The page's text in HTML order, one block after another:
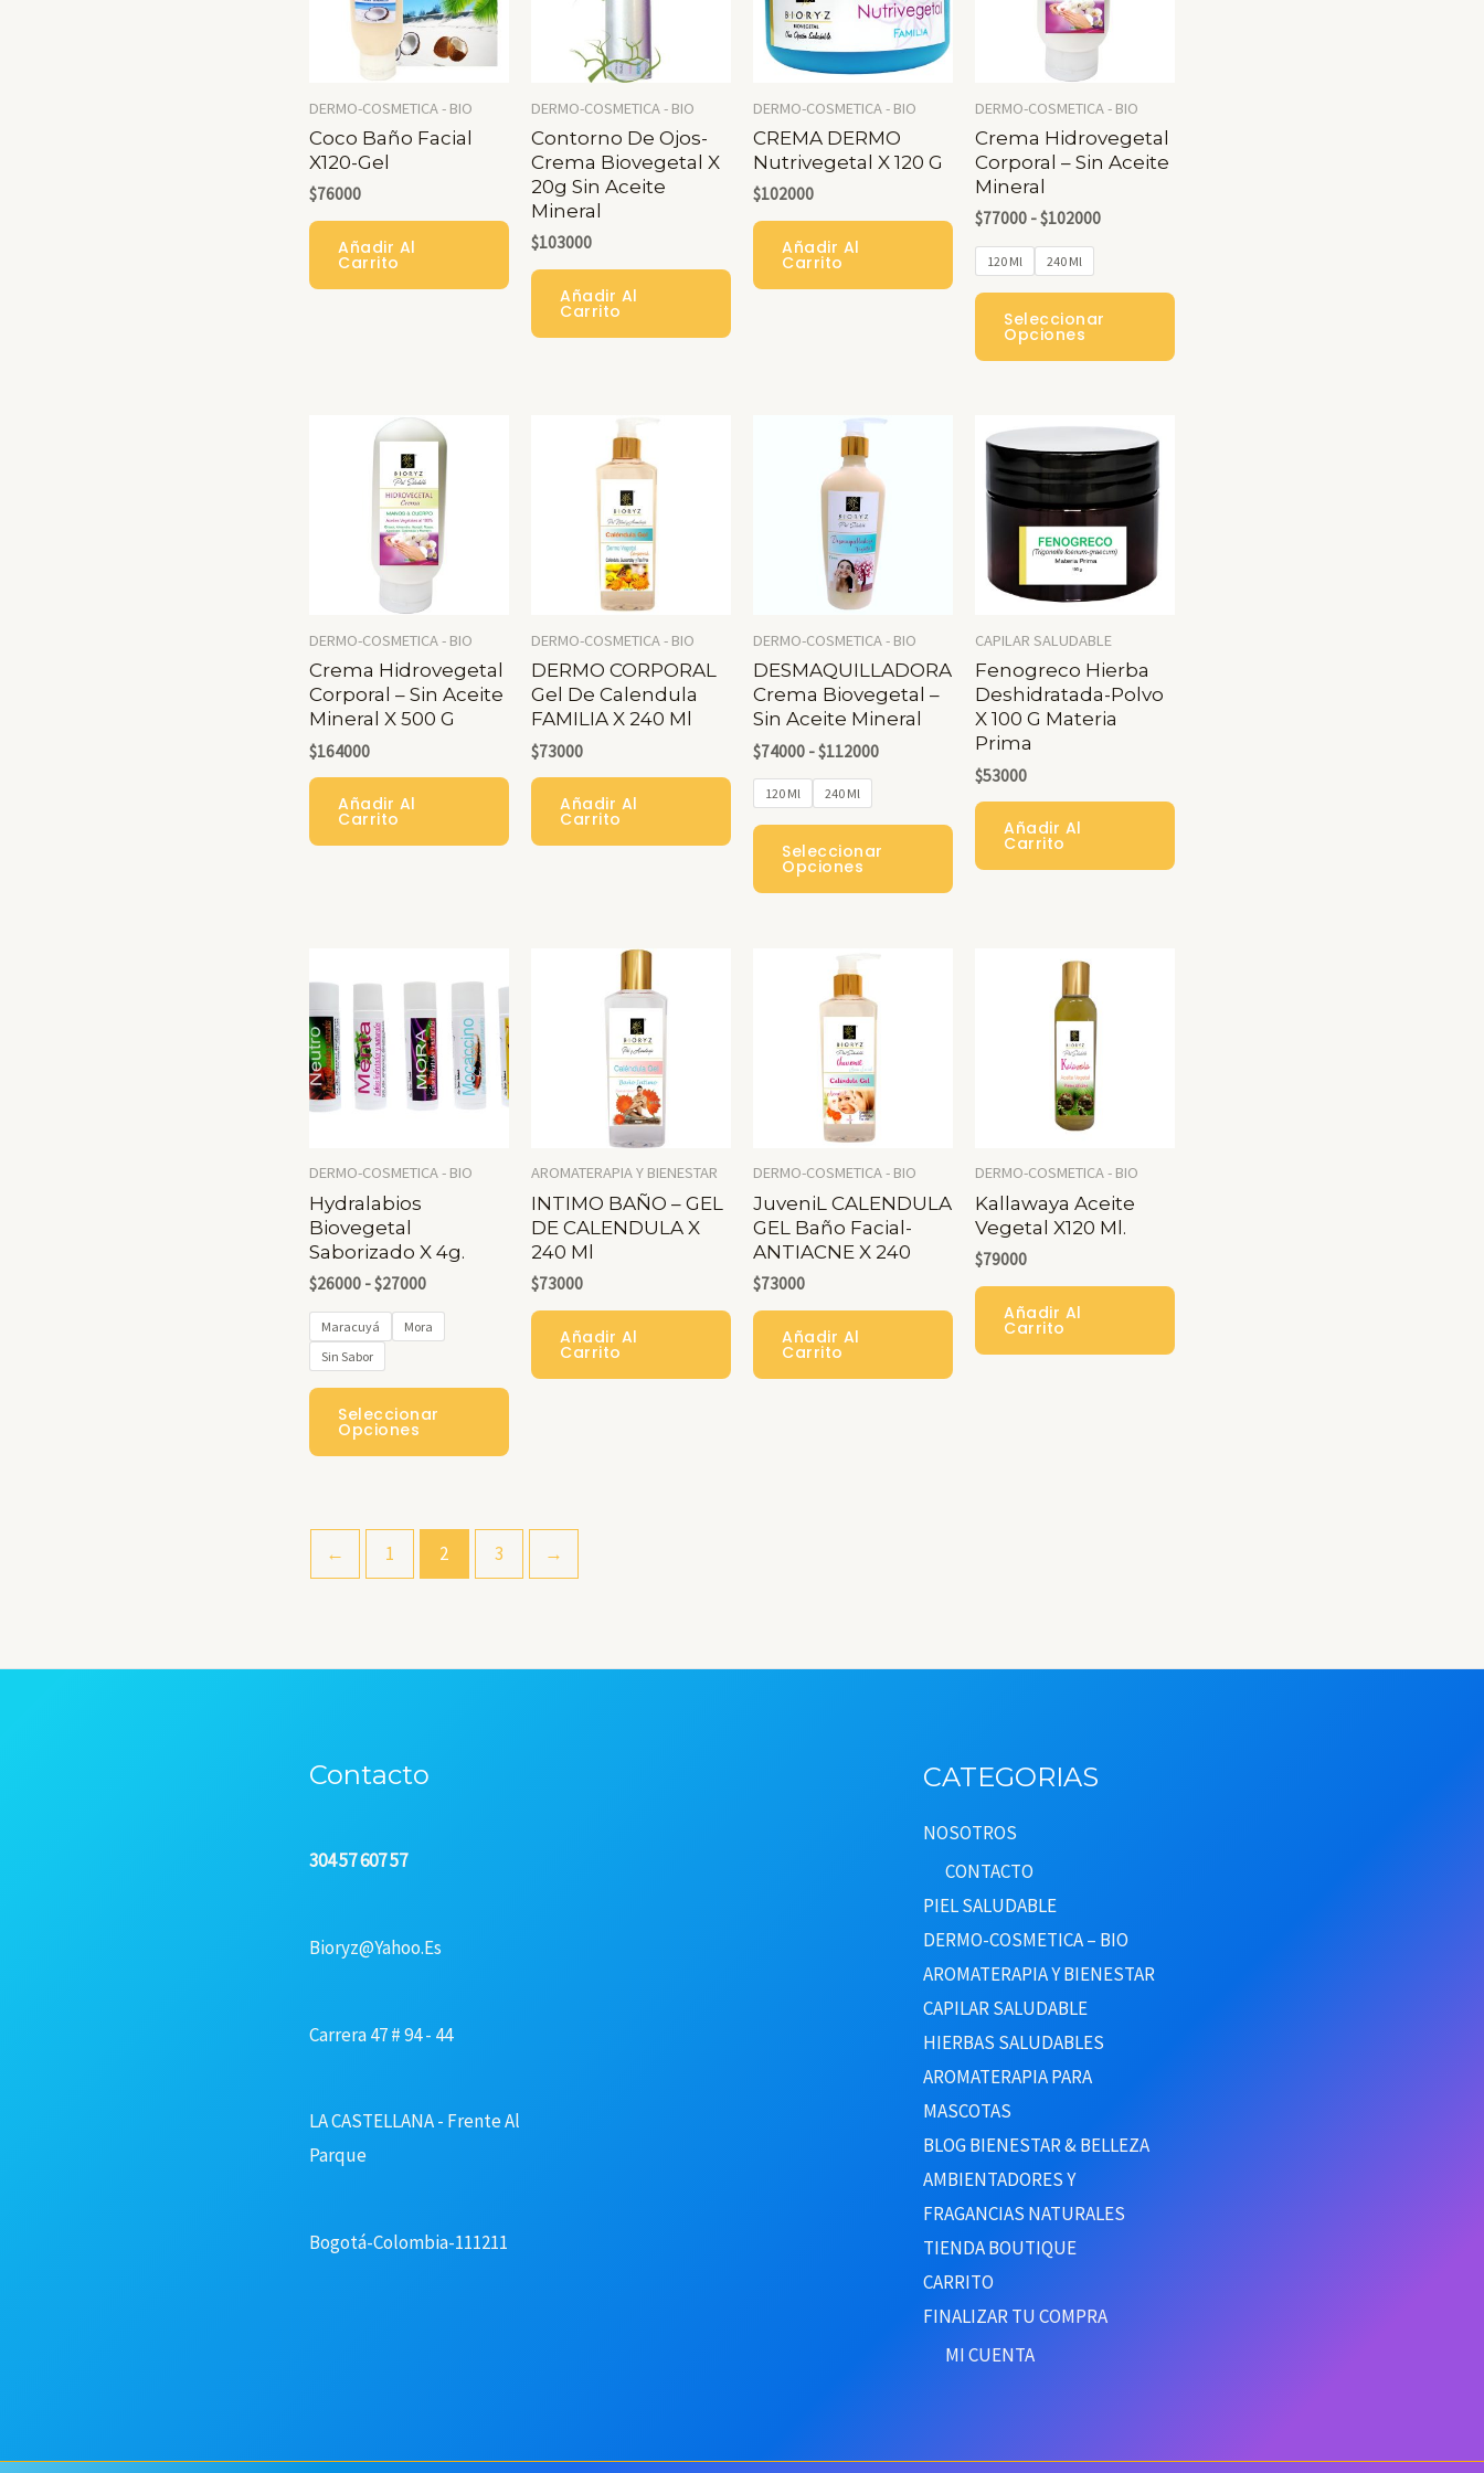
DERMO-COSMETICA - BIO
Coco Baño Facial
X120-Gel
$76000
Añadir Al
Carrito
DERMO-COSMETICA - BIO
Contorno De Ojos-
Crema Biovegetal X
20g Sin Aceite
Mineral
$103000
Añadir Al
Carrito
DERMO-COSMETICA - BIO
CREMA DERMO
Nutrivegetal X 120 G
$102000
Añadir Al
Carrito
DERMO-COSMETICA - BIO
Crema Hidrovegetal
Corporal – Sin Aceite
Mineral
$77000 -$102000Rango
Hasta
120 Ml 240 Ml
Seleccionar
Opciones
Este
DERMO-COSMETICA - BIO
Crema Hidrovegetal
Corporal – Sin Aceite
Mineral X 500 G
$164000
Añadir Al
Carrito
DERMO-COSMETICA - BIO
DERMO CORPORAL
Gel De Calendula
FAMILIA X 240 Ml
$73000
Añadir Al
Carrito
DERMO-COSMETICA - BIO
DESMAQUILLADORA
Crema Biovegetal –
Sin Aceite Mineral
$74000 -$112000Rango
Hasta
120 Ml 240 Ml
Seleccionar
Opciones
Este
Producto
Página
Producto
CAPILAR SALUDABLE
Fenogreco Hierba
Deshidratada-Polvo
X 100 G Materia
Prima
$53000
Añadir Al
Carrito
DERMO-COSMETICA - BIO
Hydralabios
Biovegetal
Saborizado X 4g.
$26000 -$27000Rango
Precios:
Desde
Hasta
$27000
Maracuyá
Mora
Sin Sabor
Seleccionar
Opciones
Este
Variantes.
Pueden
AROMATERAPIA Y BIENESTAR
INTIMO BAÑO – GEL
DE CALENDULA X
240 Ml
$73000
Añadir Al
Carrito
DERMO-COSMETICA - BIO
JuveniL CALENDULA
GEL Baño Facial-
ANTIACNE X 240
$73000
Añadir Al
Carrito
DERMO-COSMETICA - BIO
Kallawaya Aceite
Vegetal X120 Ml.
$79000
Añadir Al
Carrito
← 1 2 3 →
Contacto
304 57 607 57
Bioryz@yahoo.es
Carrera 47 # 94 - 44
LA CASTELLANA - Frente Al
Parque
Bogotá-Colombia-111211
CATEGORIAS
NOSOTROS
CONTACTO
PIEL SALUDABLE
DERMO-COSMETICA – BIO
AROMATERAPIA Y BIENESTAR
CAPILAR SALUDABLE
HIERBAS SALUDABLES
AROMATERAPIA PARA
MASCOTAS
BLOG BIENESTAR & BELLEZA
AMBIENTADORES Y
FRAGANCIAS NATURALES
TIENDA BOUTIQUE
CARRITO
FINALIZAR TU COMPRA
MI CUENTA